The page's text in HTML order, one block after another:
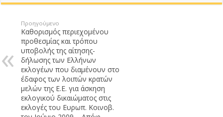
Προηγούμενο
Καθορισμός περιεχομένου
προθεσμίας και τρόπου
υποβολής της αίτησης-
δήλωσης των Ελλήνων
εκλογέων που διαμένουν στο
έδαφος των λοιπών κρατών
μελών της Ε.Ε. για άσκηση
εκλογικού δικαιώματος στις
εκλογές του Ευρωπ. Κοινοβ.